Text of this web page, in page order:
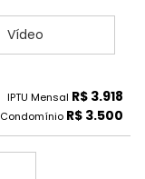
Vídeo
IPTU Mensal R$ 3.918
Condomínio R$ 3.500